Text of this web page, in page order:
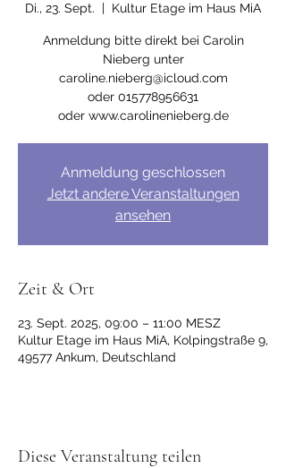
Di., 23. Sept.
  |
Kultur Etage im Haus MiA
Anmeldung bitte direkt bei Carolin
Nieberg unter
caroline.nieberg@icloud.com
oder 015778956631
oder www.carolinenieberg.de
Anmeldung geschlossen
Jetzt andere Veranstaltungen
ansehen
Zeit & Ort
23. Sept. 2025, 09:00 – 11:00 MESZ
Kultur Etage im Haus MiA, Kolpingstraße 9,
49577 Ankum, Deutschland
Diese Veranstaltung teilen